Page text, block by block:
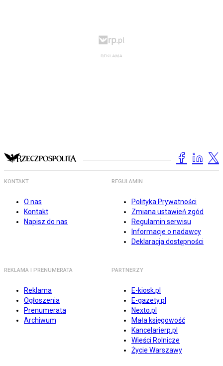
KONTAKT
O nas
Kontakt
Napisz do nas
REGULAMIN
Polityka Prywatności
Zmiana ustawień zgód
Regulamin serwisu
Informacje o nadawcy
Deklaracja dostępności
REKLAMA I PRENUMERATA
Reklama
Ogłoszenia
Prenumerata
Archiwum
PARTNERZY
E-kiosk.pl
E-gazety.pl
Nexto.pl
Mała księgowość
Kancelarierp.pl
Wieści Rolnicze
Życie Warszawy